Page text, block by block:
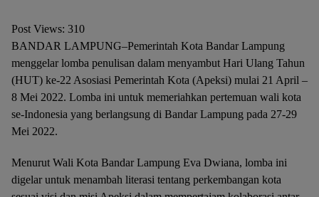
Post Views: 310
BANDAR LAMPUNG–Pemerintah Kota Bandar Lampung
menggelar lomba penulisan dalam menyambut Hari Ulang Tahun
(HUT) ke-22 Asosiasi Pemerintah Kota (Apeksi) mulai 21 April –
8 Mei 2022. Lomba ini untuk memeriahkan pertemuan wali kota
se-Indonesia yang berlangsung di Bandar Lampung pada 27-29
Mei 2022.
Menurut Wali Kota Bandar Lampung Eva Dwiana, lomba ini
digelar untuk menambah literasi tentang perkembangan kota